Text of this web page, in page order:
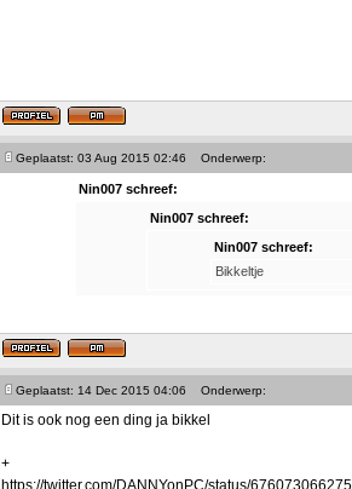
Geplaatst: 03 Aug 2015 02:46 Onderwerp:
Nin007 schreef:
Nin007 schreef:
Nin007 schreef:
Bikkeltje
Geplaatst: 14 Dec 2015 04:06 Onderwerp:
Dit is ook nog een ding ja bikkel
+
https://twitter.com/DANNYonPC/status/